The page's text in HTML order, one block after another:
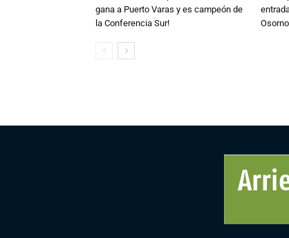
gana a Puerto Varas y es campeón de
la Conferencia Sur!